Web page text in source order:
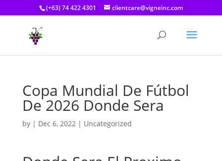
(+63) 74 422 4301 clientcare@vigneinc.com
Copa Mundial De Fútbol
De 2026 Donde Sera
by | Dec 6, 2022| Uncategorized